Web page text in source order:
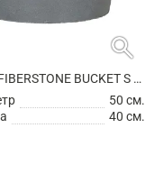
search
КАШПО FIBERSTONE BUCKET S GREY
50 см.
40 см.